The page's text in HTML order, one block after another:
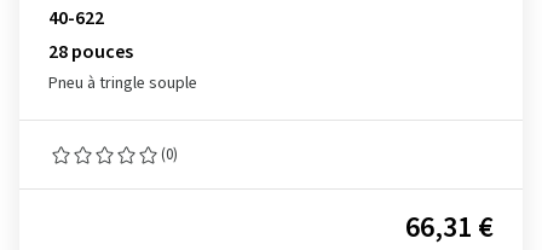
40-622
28 pouces
Pneu à tringle souple
(0)
66,31 €